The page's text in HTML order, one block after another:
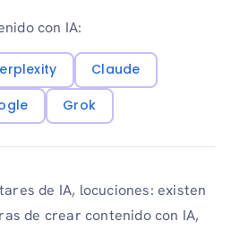
con IA:
Claude
Grok
de IA, locuciones: existen
de crear contenido con IA,